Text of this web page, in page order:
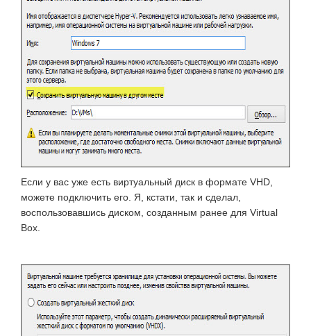
Если у вас уже есть виртуальный диск в формате VHD,
можете подключить его. Я, кстати, так и сделал,
воспользовавшись диском, созданным ранее для Virtual
Box.